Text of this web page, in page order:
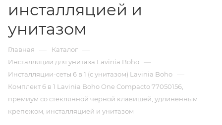
инсталляцией и
унитазом
Главная — Каталог —
Инсталляции для унитаза Lavinia Boho —
Инсталляции-сеты 6 в 1 (с унитазом) Lavinia Boho —
Комплект 6 в 1 Lavinia Boho One Compacto 77050156,
премиум со стеклянной черной клавишей, удлиненным
крепежом, инсталляцией и унитазом